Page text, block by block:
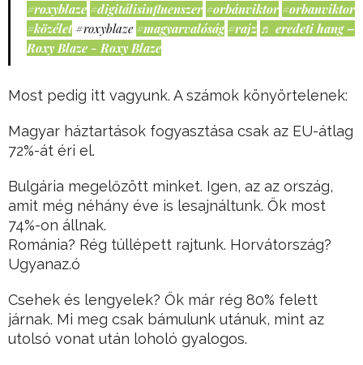
#roxyblaze #digitálisinfluenszer #orbánviktor #orbanviktor
#közélet #roxyblaze #magyarvalóság #rajz ♬ eredeti hang –
Roxy Blaze - Roxy Blaze
Most pedig itt vagyunk. A számok könyörtelenek:
Magyar háztartások fogyasztása csak az EU-átlag
72%-át éri el.
Bulgária megelőzött minket. Igen, az az ország,
amit még néhány éve is lesajnáltunk. Ők most
74%-on állnak.
Románia? Rég túllépett rajtunk. Horvátország?
Ugyanaz.ó
Csehek és lengyelek? Ők már rég 80% felett
járnak. Mi meg csak bámulunk utánuk, mint az
utolsó vonat után loholó gyalogos.